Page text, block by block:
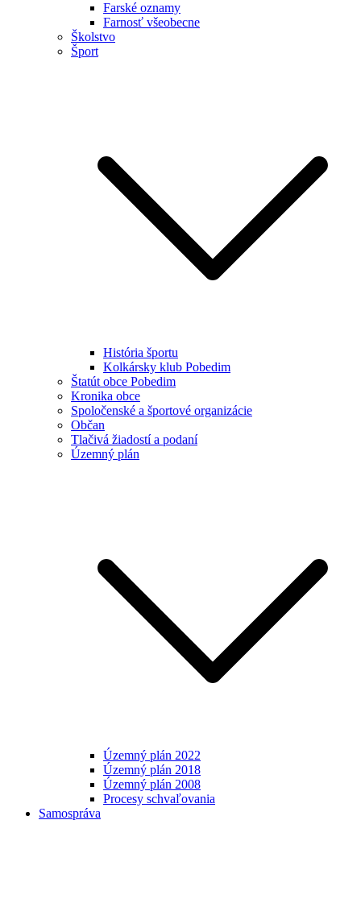
Farské oznamy
Farnosť všeobecne
Školstvo
Šport
História športu
Kolkársky klub Pobedim
Štatút obce Pobedim
Kronika obce
Spoločenské a športové organizácie
Občan
Tlačivá žiadostí a podaní
Územný plán
Územný plán 2022
Územný plán 2018
Územný plán 2008
Procesy schvaľovania
Samospráva